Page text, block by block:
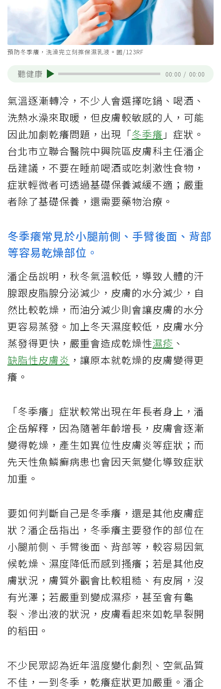
預防冬季癢，洗澡完立刻擦保濕乳液。圖/123RF
聽健康 00:00 / 00:00
氣溫逐漸轉冷，不少人會選擇吃鍋、喝酒、
洗熱水澡來取暖，但皮膚較敏感的人，可能
因此加劇乾癢問題，出現「冬季癢 」症狀。
台北市立聯合醫院中興院區皮膚科主任潘企
岳建議，不要在睡前喝酒或吃刺激性食物，
症狀輕微者可透過基礎保養減緩不適；嚴重
者除了基礎保養，還需要藥物治療。
冬季癢常見於小腿前側、手臂後面、背部
等容易乾燥部位。
潘企岳說明，秋冬氣溫較低，導致人體的汗
腺跟皮脂腺分泌減少，皮膚的水分減少，自
然比較乾燥，而油分減少則會讓皮膚的水分
更容易蒸發。加上冬天濕度較低，皮膚水分
蒸發得更快，嚴重會造成乾燥性濕疹 、
缺脂性皮膚炎 ，讓原本就乾燥的皮膚變得更
癢。
「冬季癢」症狀較常出現在年長者身上，潘
企岳解釋，因為隨著年齡增長，皮膚會逐漸
變得乾燥，產生如異位性皮膚炎等症狀；而
先天性魚鱗癬病患也會因天氣變化導致症狀
加重。
要如何判斷自己是冬季癢，還是其他皮膚症
狀？潘企岳指出，冬季癢主要發作的部位在
小腿前側、手臂後面、背部等，較容易因氣
候乾燥、濕度降低而感到搔癢；若是其他皮
膚狀況，膚質外觀會比較粗糙、有皮屑，沒
有光澤；若嚴重到變成濕疹，甚至會有龜
裂、滲出液的狀況，皮膚看起來如乾旱裂開
的稻田。
不少民眾認為近年溫度變化劇烈、空氣品質
不佳，一到冬季，乾癢症狀更加嚴重。潘企